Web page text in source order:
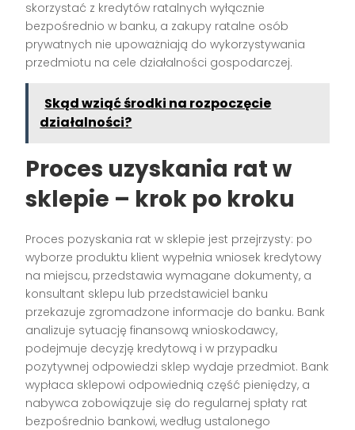
skorzystać z kredytów ratalnych wyłącznie
bezpośrednio w banku, a zakupy ratalne osób
prywatnych nie upoważniają do wykorzystywania
przedmiotu na cele działalności gospodarczej.
Skąd wziąć środki na rozpoczęcie
działalności?
Proces uzyskania rat w
sklepie – krok po kroku
Proces pozyskania rat w sklepie jest przejrzysty: po
wyborze produktu klient wypełnia wniosek kredytowy
na miejscu, przedstawia wymagane dokumenty, a
konsultant sklepu lub przedstawiciel banku
przekazuje zgromadzone informacje do banku. Bank
analizuje sytuację finansową wnioskodawcy,
podejmuje decyzję kredytową i w przypadku
pozytywnej odpowiedzi sklep wydaje przedmiot. Bank
wypłaca sklepowi odpowiednią część pieniędzy, a
nabywca zobowiązuje się do regularnej spłaty rat
bezpośrednio bankowi, według ustalonego